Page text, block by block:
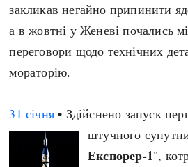
закликав негайно припинити
а в жовтні у Женеві почались
переговори щодо технічних
мораторію.
31 січня • Здійснено запуск
штучного
Експорер-1",